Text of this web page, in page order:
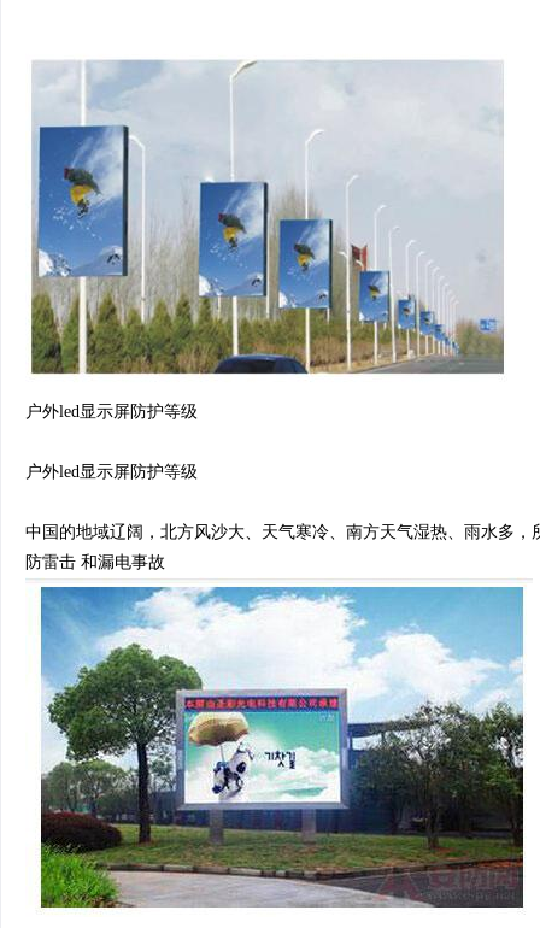
户外led显示屏防护等级
户外led显示屏防护等级
中国的地域辽阔，北方风沙大、天气寒冷、南方天气湿热、雨水多，
防雷击 和漏电事故